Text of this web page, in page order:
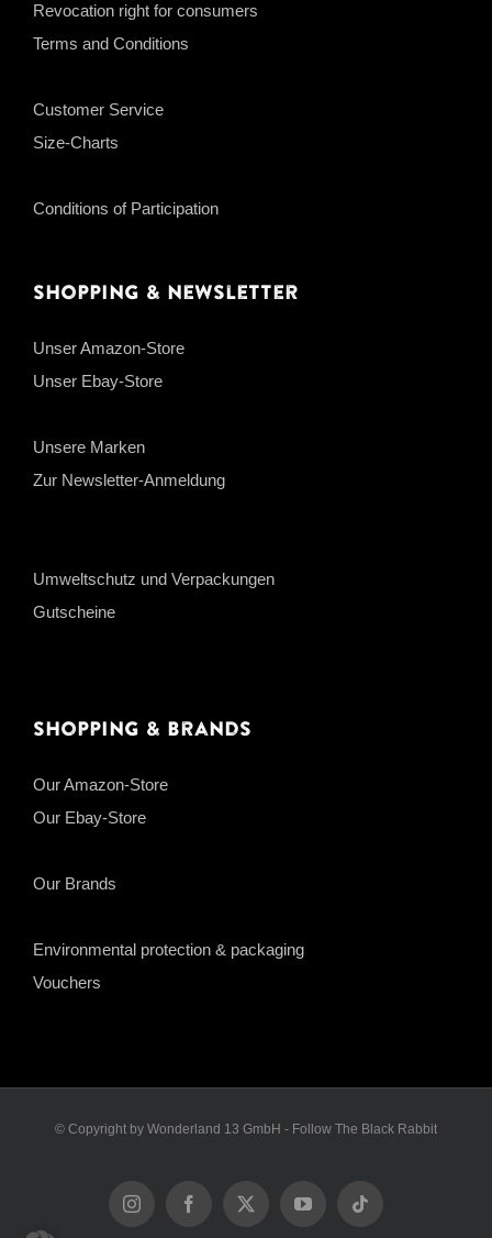
Revocation right for consumers
Terms and Conditions
Customer Service
Size-Charts
Conditions of Participation
Shopping & Newsletter
Unser Amazon-Store
Unser Ebay-Store
Unsere Marken
Zur Newsletter-Anmeldung
Umweltschutz und Verpackungen
Gutscheine
Shopping & Brands
Our Amazon-Store
Our Ebay-Store
Our Brands
Environmental protection & packaging
Vouchers
© Copyright by Wonderland 13 GmbH - Follow The Black Rabbit
InstagramFacebook
X YouTubeTiktok